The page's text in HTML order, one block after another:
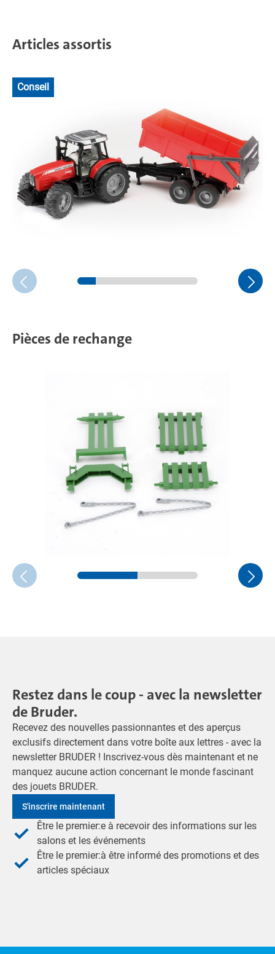
Articles assortis
Conseil
Pièces de rechange
Restez dans le coup - avec la newsletter
de Bruder.
Recevez des nouvelles passionnantes et des aperçus
exclusifs directement dans votre boîte aux lettres - avec la
newsletter BRUDER ! Inscrivez-vous dès maintenant et ne
manquez aucune action concernant le monde fascinant
des jouets BRUDER.
S'inscrire maintenant
Être le premier:e à recevoir des informations sur les
salons et les événements
Être le premier:à être informé des promotions et des
articles spéciaux